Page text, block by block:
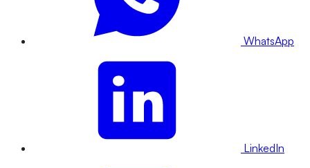
WhatsApp
LinkedIn